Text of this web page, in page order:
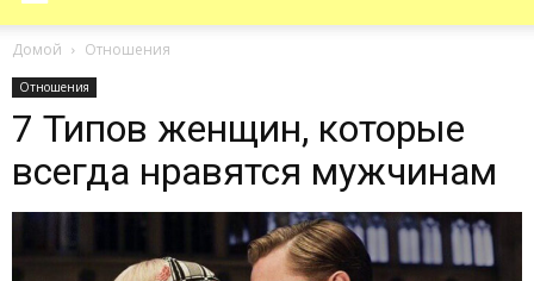
Домой Отношения
Отношения
7 Типов женщин, которые
всегда нравятся мужчинам